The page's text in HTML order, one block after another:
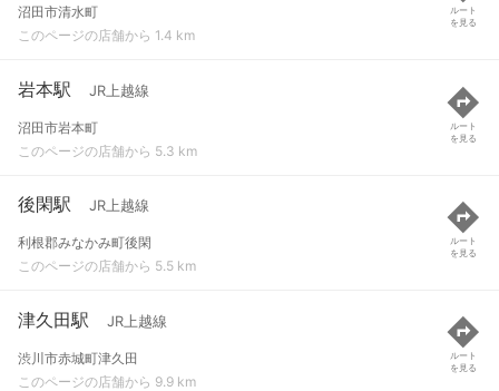
沼田市清水町
このページの店舗から 1.4 km
ルート
を見る
岩本駅 JR上越線
沼田市岩本町
このページの店舗から 5.3 km
ルート
を見る
後閑駅 JR上越線
利根郡みなかみ町後閑
このページの店舗から 5.5 km
ルート
を見る
津久田駅 JR上越線
渋川市赤城町津久田
このページの店舗から 9.9 km
ルート
を見る